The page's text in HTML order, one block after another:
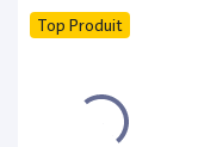
Top Produit